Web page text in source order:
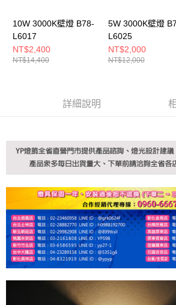
３．未成年的使用者請事先徵得法定代理人或監護
「AFTEE先享後付」，若未經同意申辦者引起之
任。
４．使用「AFTEE先享後付」時，將依據個別帳號
時審查核予不同之上限額度；若仍有額度不足之情
10W 3000K壁燈 B78-
L6017
NT$2,400
NT$14,400
5W 3000K壁燈
L6025
NT$2,000
NT$12,000
詳細說明